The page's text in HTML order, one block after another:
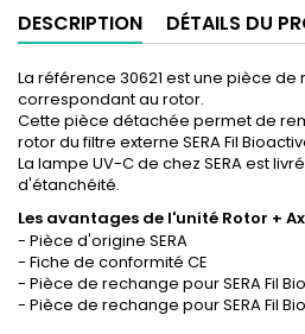
DESCRIPTION DÉTAILS DU
La référence 30621 est une pièce de
correspondant au rotor.
Cette pièce détachée permet de
rotor du filtre externe SERA Fil
La lampe UV-C de chez SERA est
d'étanchéité.
Les avantages de l'unité Rotor +
- Pièce d'origine SERA
- Fiche de conformité CE
- Pièce de rechange pour SERA Fil
- Pièce de rechange pour SERA Fil